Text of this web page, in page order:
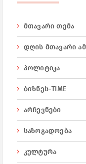
მთავარი თემა
დღის მთავარი
პოლიტიკა
ბიზნეს-TIME
არჩევნები
საზოგადოება
კულტურა